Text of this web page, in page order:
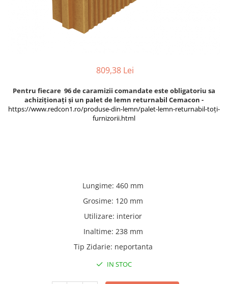
Accesorii pentru termosistem
Accesorii pentru vata
Tevi PVC
Accesorii PVC
809,38 Lei
Pentru fiecare 96 de caramizii comandate este obligatoriu sa
achiziționați și un palet de lemn returnabil Cemacon -
https://www.redcon1.ro/produse-din-lemn/palet-lemn-returnabil-toți-
furnizorii.html
Lungime: 460 mm
Grosime: 120 mm
Utilizare: interior
Inaltime: 238 mm
Tip Zidarie: neportanta
IN STOC